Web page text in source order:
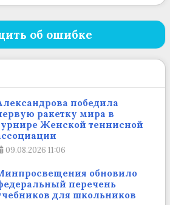
об ошибке
победила
ракетку мира в
Женской теннисной
09.08.2026 11:06
обновило
перечень
для школьников